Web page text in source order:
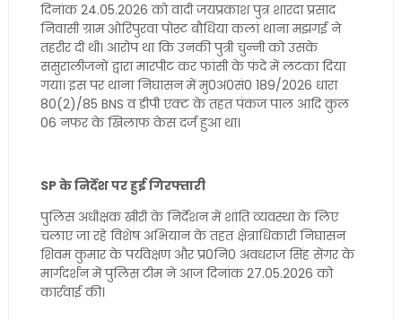
दिनांक 24.05.2026 को वादी जयप्रकाश पुत्र शारदा प्रसाद
निवासी ग्राम ओरिपुरवा पोस्ट बौधिया कलां थाना मझगई ने
तहरीर दी थी। आरोप था कि उनकी पुत्री चुन्नी को उसके
ससुरालीजनों द्वारा मारपीट कर फांसी के फंदे में लटका दिया
गया। इस पर थाना निघासन में मु0अ0सं0 189/2026 धारा
80(2)/85 BNS व डीपी एक्ट के तहत पंकज पाल आदि कुल
06 नफर के खिलाफ केस दर्ज हुआ था।
SP के निर्देश पर हुई गिरफ्तारी
पुलिस अधीक्षक खीरी के निर्देशन में शांति व्यवस्था के लिए
चलाए जा रहे विशेष अभियान के तहत क्षेत्राधिकारी निघासन
शिवम कुमार के पर्यवेक्षण और प्र0नि0 अवधराज सिंह सेंगर के
मार्गदर्शन में पुलिस टीम ने आज दिनांक 27.05.2026 को
कार्रवाई की।